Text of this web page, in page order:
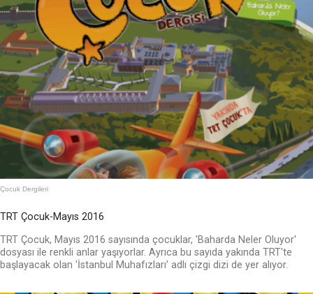
Çocuk Dergileri
TRT Çocuk-Mayıs 2016
TRT Çocuk, Mayıs 2016 sayısında çocuklar, 'Baharda Neler Oluyor'
dosyası ile renkli anlar yaşıyorlar. Ayrıca bu sayıda yakında TRT'te
başlayacak olan 'İstanbul Muhafızları' adlı çizgi dizi de yer alıyor.